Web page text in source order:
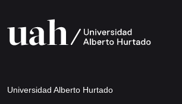
Universidad Alberto Hurtado